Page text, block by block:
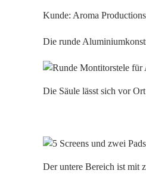
Kunde: Aroma
Die runde
Die Säule lässt sich vor
Der untere Bereich ist mit